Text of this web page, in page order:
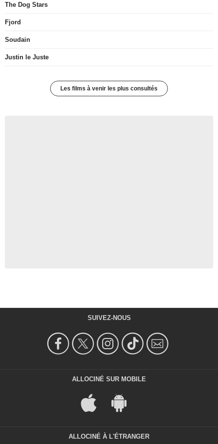
The Dog Stars
Fjord
Soudain
Justin le Juste
Les films à venir les plus consultés
SUIVEZ-NOUS
ALLOCINÉ SUR MOBILE
ALLOCINÉ À L'ÉTRANGER